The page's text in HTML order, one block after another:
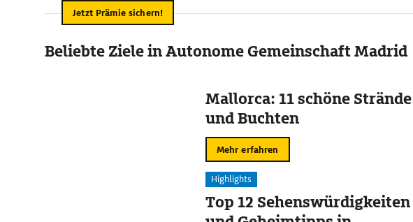
Jetzt Prämie sichern!
Beliebte Ziele in Autonome Gemeinschaft Madrid
Mallorca: 11 schöne Strände
und Buchten
Mehr erfahren
Highlights
Top 12 Sehenswürdigkeiten